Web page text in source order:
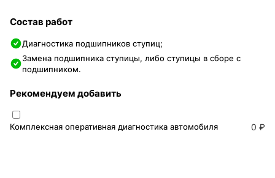
Состав работ
Диагностика подшипников ступиц;
Замена подшипника ступицы, либо ступицы в сборе с
подшипником.
Рекомендуем добавить
Комплексная оперативная диагностика автомобиля 0 ₽